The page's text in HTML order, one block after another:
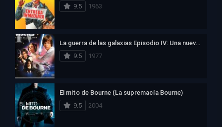
9.5
1963
La guerra de las galaxias Episodio IV: Una nueva esperanza
9.5
1977
El mito de Bourne (La supremacía Bourne)
9.5
2004